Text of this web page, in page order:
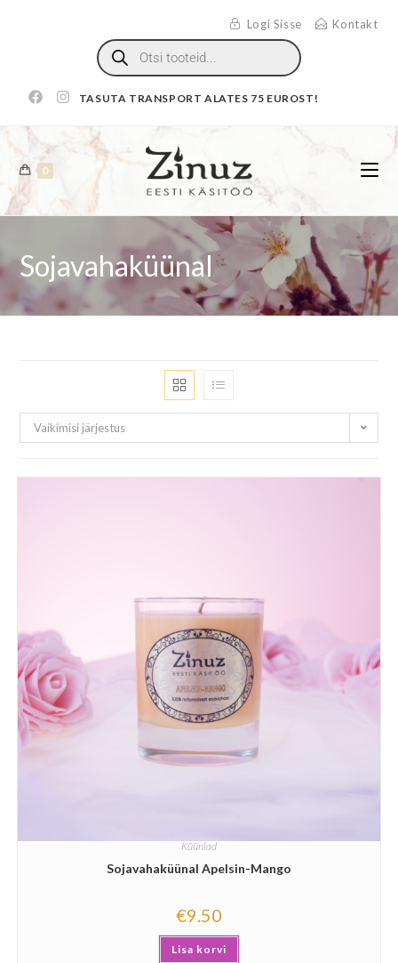
Logi Sisse Kontakt
TASUTA TRANSPORT ALATES 75 EUROST!
0
Sojavahaküünal
Vaikimisi järjestus
Küünlad
Sojavahaküünal Apelsin-Mango
€9.50
Lisa korvi